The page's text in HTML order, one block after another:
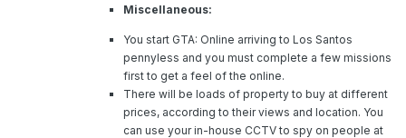
Miscellaneous:
You start GTA: Online arriving to Los Santos
pennyless and you must complete a few missions
first to get a feel of the online.
There will be loads of property to buy at different
prices, according to their views and location. You
can use your in-house CCTV to spy on people at